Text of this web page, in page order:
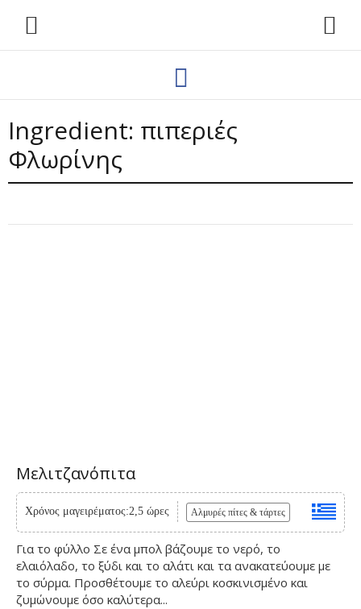
Ingredient: πιπεριές
Φλωρίνης
Μελιτζανόπιτα
Χρόνος μαγειρέματος:2,5 ώρες Αλμυρές πίτες & τάρτες
Για το φύλλο​ Σε ένα μπολ βάζουμε το νερό, το
ελαιόλαδο, το ξύδι και το αλάτι και τα ανακατεύουμε με
το σύρμα. Προσθέτουμε το αλεύρι κοσκινισμένο και
ζυμώνουμε όσο καλύτερα...